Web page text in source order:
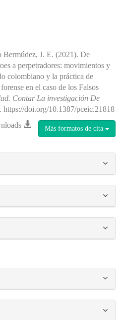
J. E. (2021). De
a perpetradores: movimientos y
colombiano y la práctica de
en el caso de los Falsos
Contar La investigación De
https://doi.org/10.1387/pceic.21818
Más formatos de cita